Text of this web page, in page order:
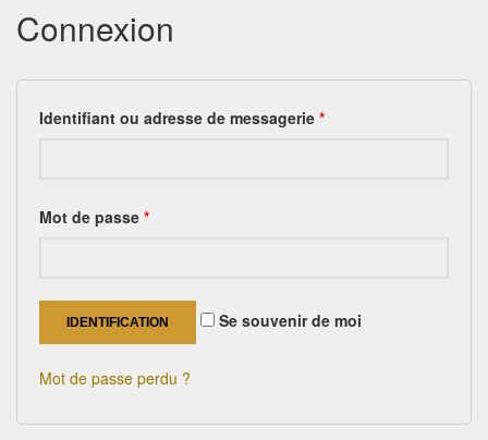
Connexion
Identifiant ou adresse de messagerie *
Mot de passe *
IDENTIFICATION Se souvenir de moi
Mot de passe perdu ?